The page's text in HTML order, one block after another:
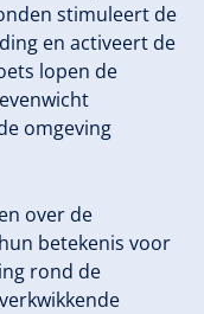
stimuleert de
en activeert de
lopen de
omgeving
over de
betekenis voor
rond de